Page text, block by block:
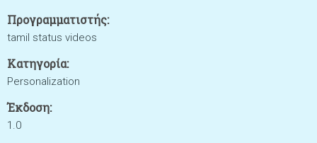
Προγραμματιστής:
tamil status videos
Κατηγορία:
Personalization
Έκδοση:
1.0